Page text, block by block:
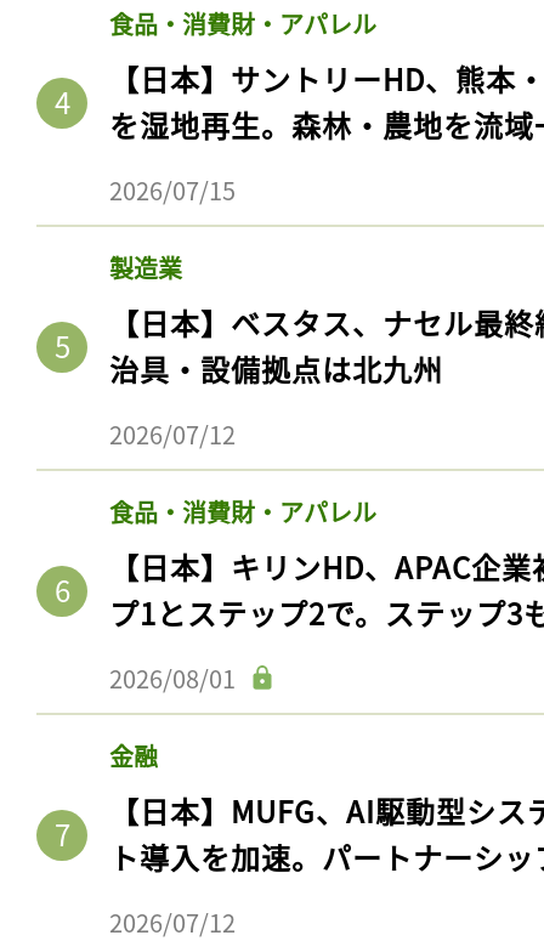
食品・消費財・アパレル
【日本】サントリーHD、熊本
を湿地再生。森林・農地を流
2026/07/15
製造業
【日本】ベスタス、ナセル最
治具・設備拠点は北九州
2026/07/12
食品・消費財・アパレル
【日本】キリンHD、APAC企
プ1とステップ2で。ステップ3
2026/08/01
金融
【日本】MUFG、AI駆動型シ
ト導入を加速。パートナーシ
2026/07/12